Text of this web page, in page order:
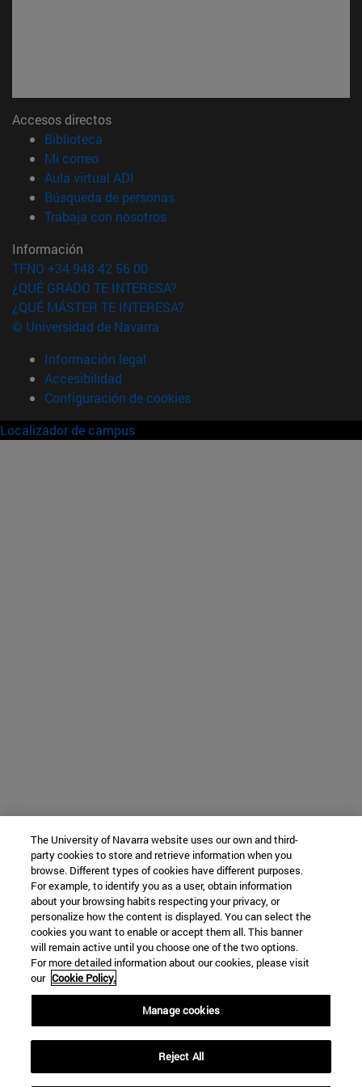
Accesos directos
Biblioteca
Mi correo(abre en nueva ventana)
Aula virtual ADI
Búsqueda de personas(abre en nueva ventana)
Trabaja con nosotros(abre en nueva ventana)
Información
TFNO +34 948 42 56 00
¿QUÉ GRADO TE INTERESA?
¿QUÉ MÁSTER TE INTERESA?
© Universidad de Navarra
Información legal
Accesibilidad
Configuración de cookies
Localizador de campus
The University of Navarra website uses our own and third-
party cookies to store and retrieve information when you
browse. Different types of cookies have different purposes.
For example, to identify you as a user, obtain information
about your browsing habits respecting your privacy, or
personalize how the content is displayed. You can select the
cookies you want to enable or accept them all. This banner
will remain active until you choose one of the two options.
For more detailed information about our cookies, please visit
our Cookie Policy.
Manage cookies
Reject All